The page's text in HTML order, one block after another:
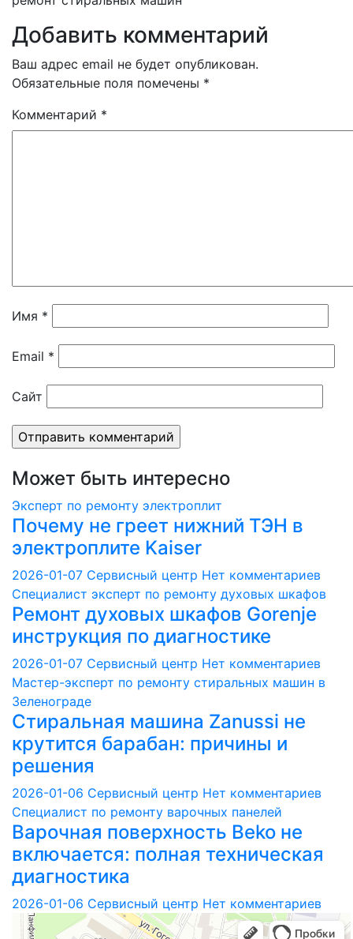
Добавить комментарий
Ваш адрес email не будет опубликован.
Обязательные поля помечены *
Комментарий *
Имя *
Email *
Сайт
Может быть интересно
Эксперт по ремонту электроплит
Почему не греет нижний ТЭН в
электроплите Kaiser
2026-01-07 Сервисный центр Нет комментариев
Специалист эксперт по ремонту духовых шкафов
Ремонт духовых шкафов Gorenje
инструкция по диагностике
2026-01-07 Сервисный центр Нет комментариев
Мастер-эксперт по ремонту стиральных машин в
Зеленограде
Стиральная машина Zanussi не
крутится барабан: причины и
решения
2026-01-06 Сервисный центр Нет комментариев
Специалист по ремонту варочных панелей
Варочная поверхность Beko не
включается: полная техническая
диагностика
2026-01-06 Сервисный центр Нет комментариев